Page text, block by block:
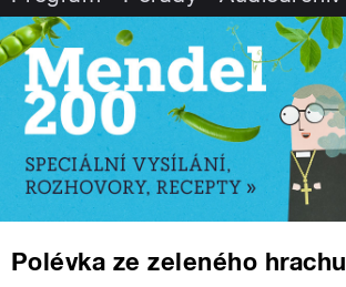
Polévka ze zeleného hrachu